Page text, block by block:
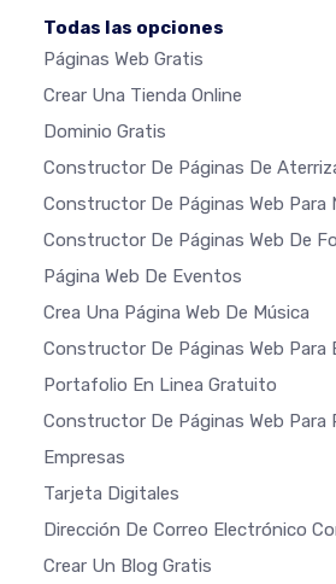
Todas las opciones
Páginas Web Gratis
Crear Una Tienda Online
Dominio Gratis
Constructor De Páginas De
Constructor De Páginas Web Para
Constructor De Páginas Web De
Página Web De Eventos
Crea Una Página Web De Música
Constructor De Páginas Web Para
Portafolio En Linea Gratuito
Constructor De Páginas Web Para
Empresas
Tarjeta Digitales
Dirección De Correo Electrónico
Crear Un Blog Gratis